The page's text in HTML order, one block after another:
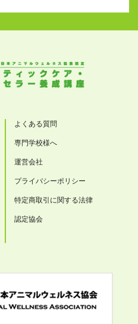
よくある質問
専門学校様へ
運営会社
プライバシーポリシー
特定商取引に関する法律
認定協会